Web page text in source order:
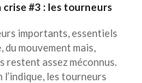
crise #3 : les tourneurs
importants, essentiels
mouvement mais,
restent assez méconnus.
l’indique, les tourneurs